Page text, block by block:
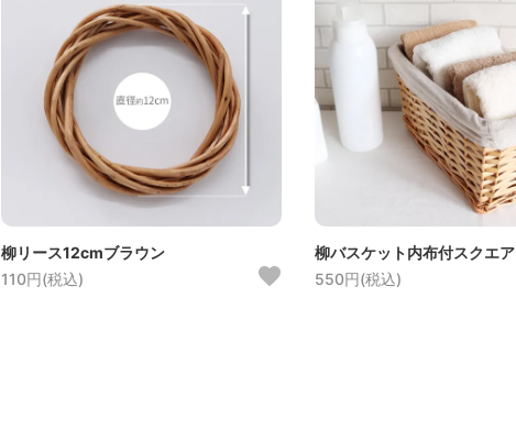
柳リース12cmブラウン
110円(税込)
柳バスケット内布付スクエア
550円(税込)